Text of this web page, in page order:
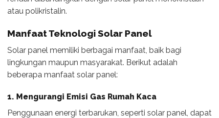
atau polikristalin.
Manfaat Teknologi Solar Panel
Solar panel memiliki berbagai manfaat, baik bagi
lingkungan maupun masyarakat. Berikut adalah
beberapa manfaat solar panel:
1. Mengurangi Emisi Gas Rumah Kaca
Penggunaan energi terbarukan, seperti solar panel, dapat